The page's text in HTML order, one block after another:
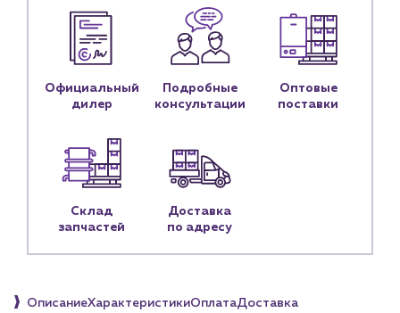
Контакты
Контактные данные
Наши партнёры
+7 (918) 070-19-79
Пн – пт: 9:00 – 18:00
Официальный
дилер
Подробные
консультации
Оптовые
поставки
Склад
запчастей
Доставка
по адресу
ОписаниеХарактеристикиОплатаДоставка